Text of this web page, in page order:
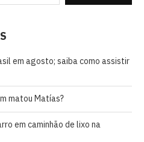
em agosto; saiba como assistir
matou Matías?
em caminhão de lixo na